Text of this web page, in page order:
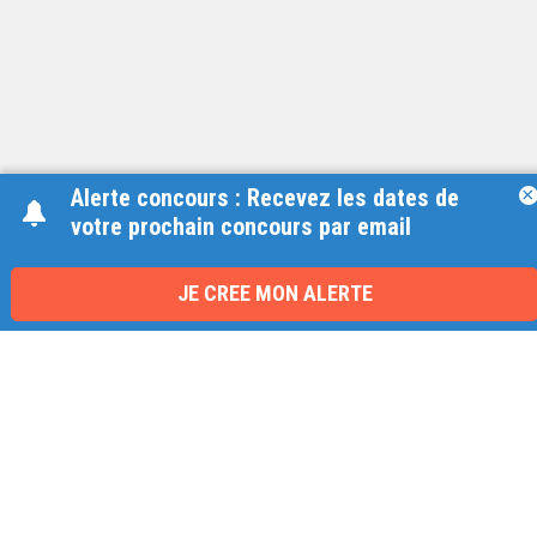
Alerte concours : Recevez les dates de
votre prochain concours par email
JE CREE MON ALERTE
×
Une équipe à votre écoute
du lundi au vendredi de 9h à 17h
01 79 06 76 68